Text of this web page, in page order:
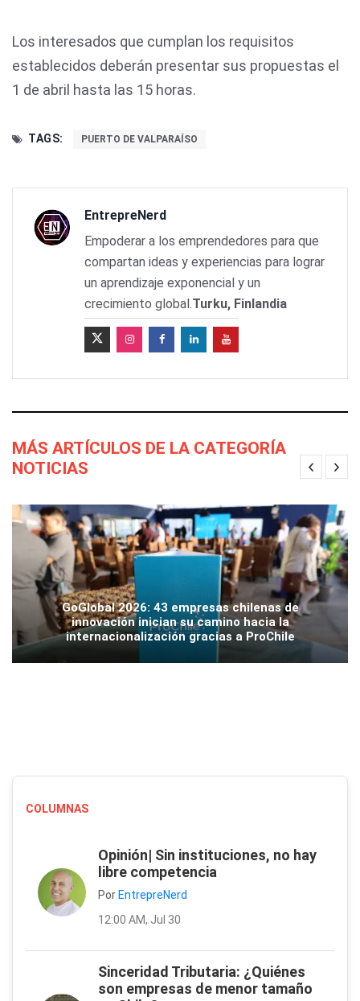
Los interesados que cumplan los requisitos
establecidos deberán presentar sus propuestas el
1 de abril hasta las 15 horas.
TAGS: PUERTO DE VALPARAÍSO
EntrepreNerd
Empoderar a los emprendedores para que
compartan ideas y experiencias para lograr
un aprendizaje exponencial y un
crecimiento global.Turku, Finlandia
MÁS ARTÍCULOS DE LA CATEGORÍA
NOTICIAS
GoGlobal 2026: 43 empresas chilenas de
innovación inician su camino hacia la
internacionalización gracias a ProChile
COLUMNAS
Opinión| Sin instituciones, no hay
libre competencia
Por EntrepreNerd
12:00 AM, Jul 30
Sinceridad Tributaria: ¿Quiénes
son empresas de menor tamaño